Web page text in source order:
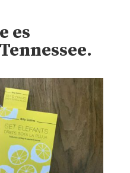
es